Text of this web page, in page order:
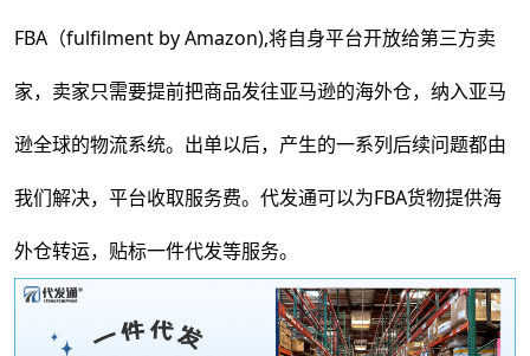
FBA（fulfilment by Amazon),将自身平台开放给第三方卖
家，卖家只需要提前把商品发往亚马逊的海外仓，纳入亚马
逊全球的物流系统。出单以后，产生的一系列后续问题都由
我们解决，平台收取服务费。代发通可以为FBA货物提供海
外仓转运，贴标一件代发等服务。